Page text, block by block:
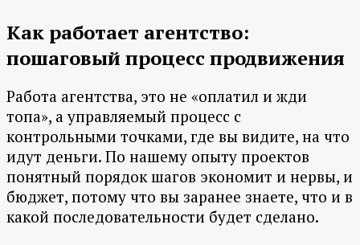
Как работает агентство:
пошаговый процесс продвижения
Работа агентства, это не «оплатил и жди
топа», а управляемый процесс с
контрольными точками, где вы видите, на что
идут деньги. По нашему опыту проектов
понятный порядок шагов экономит и нервы, и
бюджет, потому что вы заранее знаете, что и в
какой последовательности будет сделано.